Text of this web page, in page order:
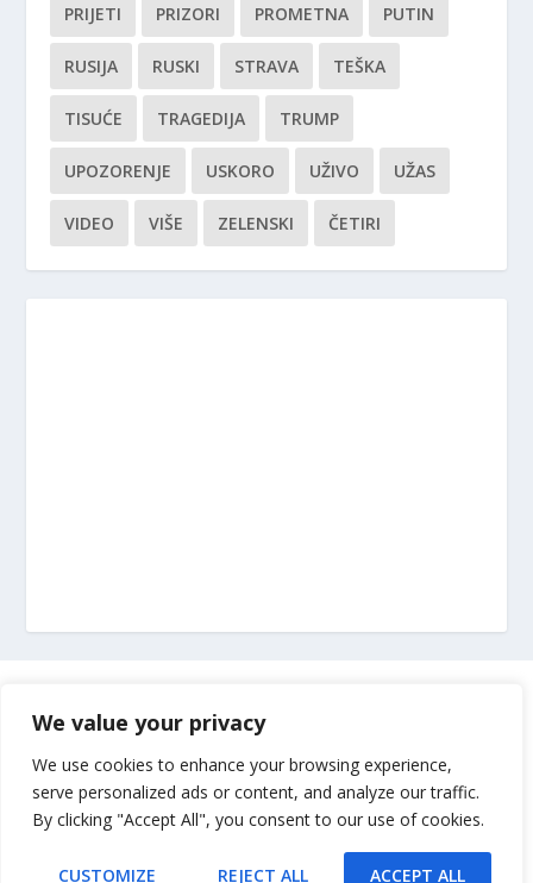
We value your privacy
We use cookies to enhance your browsing experience,
serve personalized ads or content, and analyze our traffic.
By clicking "Accept All", you consent to our use of cookies.
CUSTOMIZE REJECT ALL ACCEPT ALL
PRIJETI PRIZORI PROMETNA PUTIN
RUSIJA RUSKI STRAVA TEŠKA
TISUĆE TRAGEDIJA TRUMP
UPOZORENJE USKORO UŽIVO UŽAS
VIDEO VIŠE ZELENSKI ČETIRI
Impressum
Uvjeti korištenja